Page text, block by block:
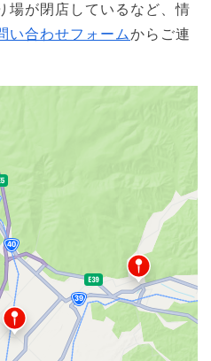
場が閉店しているなど、情
い合わせフォームからご連